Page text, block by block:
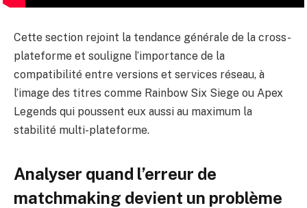
Cette section rejoint la tendance générale de la cross-
plateforme et souligne l’importance de la
compatibilité entre versions et services réseau, à
l’image des titres comme Rainbow Six Siege ou Apex
Legends qui poussent eux aussi au maximum la
stabilité multi-plateforme.
Analyser quand l’erreur de
matchmaking devient un problème